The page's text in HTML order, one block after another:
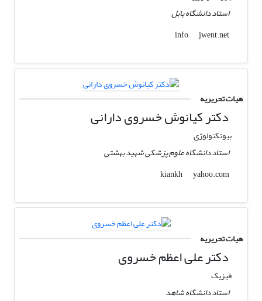
استاد دانشگاه بابل
info
jwent.net
هیات تحریریه
دکتر کیانوش خسروی دارانی
بیوتکنولوژی
استاد دانشگاه علوم پزشکی شهید بهشتی
kiankh
yahoo.com
هیات تحریریه
دکتر علی اعظم خسروی
فیزیک
استاد دانشگاه شاهد